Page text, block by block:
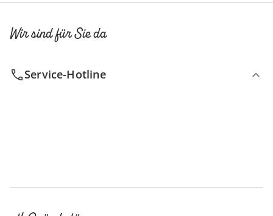
Wir sind für Sie da
Service-Hotline